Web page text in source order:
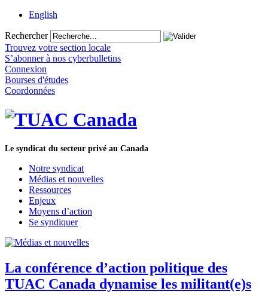
English
Rechercher
Trouvez votre section locale
S’abonner à nos cyberbulletins
Connexion
Bourses d'études
Coordonnées
Le syndicat du secteur privé au Canada
Notre syndicat
Médias et nouvelles
Ressources
Enjeux
Moyens d’action
Se syndiquer
La conférence d’action politique des
TUAC Canada dynamise les militant(e)s